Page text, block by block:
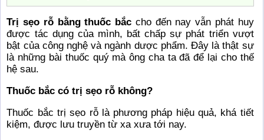
Trị sẹo rỗ bằng thuốc bắc cho đến nay vẫn phát huy
được tác dụng của mình, bất chấp sự phát triển vượt
bật của công nghệ và ngành dược phẩm. Đây là thật sự
là những bài thuốc quý mà ông cha ta đã để lại cho thế
hệ sau.
Thuốc bắc có trị sẹo rỗ không?
Thuốc bắc trị sẹo rỗ là phương pháp hiệu quả, khá tiết
kiệm, được lưu truyền từ xa xưa tới nay.